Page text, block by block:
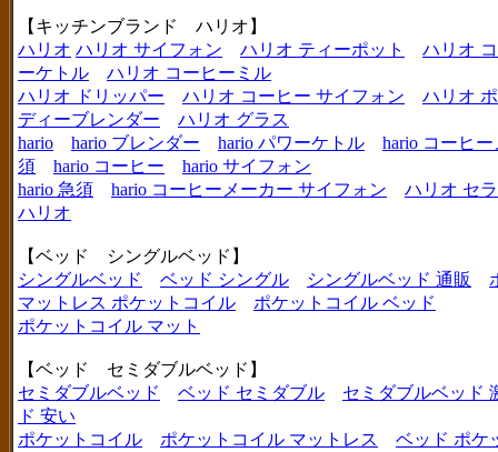
【キッチンブランド ハリオ】
ハリオ ハリオ サイフォン ハリオ ティーポット
ハリオ
ーケトル
ハリオ コーヒーミル
ハリオ ドリッパー
ハリオ コーヒー サイフォン
ハリオ
ディーブレンダー
ハリオ グラス
hario
hario ブレンダー hario パワーケトル
hario コーヒ
須
hario コーヒー
hario サイフォン
hario 急須
hario コーヒーメーカー サイフォン
ハリオ セ
ハリオ
【ベッド シングルベッド】
シングルベッド
ベッド シングル シングルベッド 通販
マットレス ポケットコイル
ポケットコイル ベッド
ポケットコイル マット
【ベッド セミダブルベッド】
セミダブルベッド
ベッド セミダブル
セミダブルベッド
ド 安い
ポケットコイル
ポケットコイル マットレス
ベッド ポケ